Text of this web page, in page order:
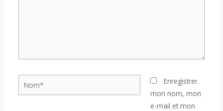
Enregistrer
mon nom, mon
e-mail et mon